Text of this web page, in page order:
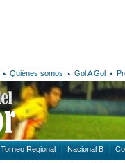
Quiénes somos Gol A Gol
Torneo Regional Nacional B